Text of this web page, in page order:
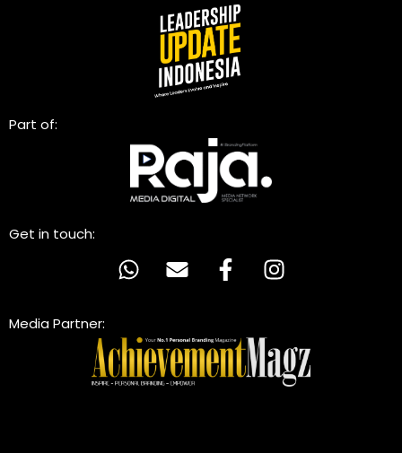
Part of:
Get in touch:
Media Partner: